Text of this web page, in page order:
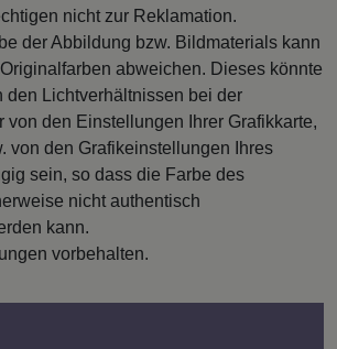
nicht zur Reklamation.
der Abbildung bzw. Bildmaterials kann
abweichen. Dieses könnte
den Lichtverhältnissen bei der
von den Einstellungen Ihrer Grafikkarte,
von den Grafikeinstellungen Ihres
sein, so dass die Farbe des
nicht authentisch
kann.
vorbehalten.